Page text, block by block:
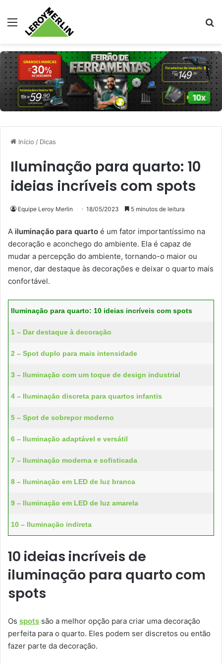
Menu
Início / Dicas
Iluminação para quarto: 10
ideias incríveis com spots
Equipe Leroy Merlin 18/05/2023 5 minutos de leitura
A iluminação para quarto é um fator importantíssimo na
decoração e aconchego do ambiente. Ela é capaz de
mudar a percepção do ambiente, tornando-o maior ou
menor, dar destaque às decorações e deixar o quarto mais
confortável.
Iluminação para quarto: 10 ideias incríveis com spots
1 – Dar destaque à decoração
2 – Spot duplo para mais intensidade
3 – Iluminação com um toque de design industrial
4 – Iluminação discreta para quartos infantis
5 – Spot de sobrepor moderno
6 – Iluminação adaptável e versátil
7 – Iluminação moderna e sofisticada
8 – Iluminação em LED de luz branca
9 – Iluminação em LED de luz amarela
10 – Iluminação indireta
10 ideias incríveis de
iluminação para quarto com
spots
Os spots são a melhor opção para criar uma decoração
perfeita para o quarto. Eles podem ser discretos ou então
fazer parte da decoração.